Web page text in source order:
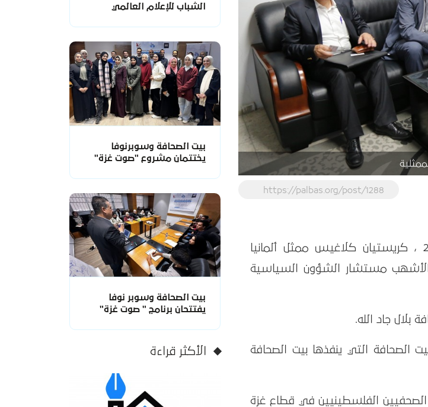
https://palbas.org/post/1288
استقبل بيت الصحافة – فلسطين ، اليوم الاثنين 27/5/2019 ، كريستيان كلاغيس ممثل ألمانيا
الأشهب مستشار الشؤون السياسية
بلال جاد الله.
الصحافة التي ينفذها بيت الصحافة
الصحفيين الفلسطينيين في قطاع غزة
الشباب للإعلام العالمي
بيت الصحافة وسوبرنوفا
يختتمان مشروع "صوت غزة"
بيت الصحافة وسوبر نوفا
يفتتحان برنامج " صوت غزة"
الأكثر قراءة